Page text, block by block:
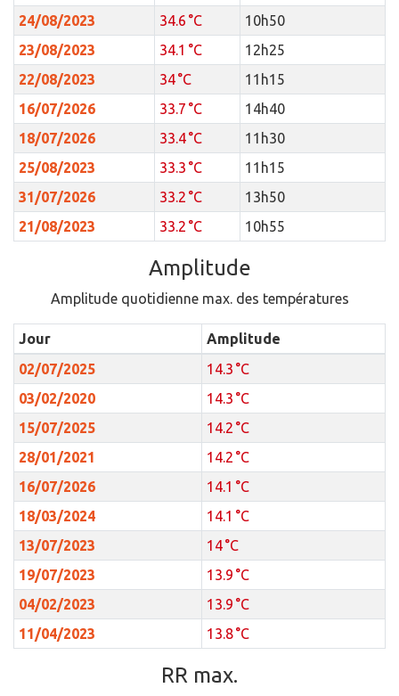
24/08/2023
34.6 °C
10h50
23/08/2023
34.1 °C
12h25
22/08/2023
34 °C
11h15
16/07/2026
33.7 °C
14h40
18/07/2026
33.4 °C
11h30
25/08/2023
33.3 °C
11h15
31/07/2026
33.2 °C
13h50
21/08/2023
33.2 °C 10h55
Amplitude
Amplitude quotidienne max. des températures
Jour
Amplitude
02/07/2025
14.3 °C
03/02/2020
14.3 °C
15/07/2025
14.2 °C
28/01/2021
14.2 °C
16/07/2026
14.1 °C
18/03/2024
14.1 °C
13/07/2023
14 °C
19/07/2023
13.9 °C
04/02/2023
13.9 °C
11/04/2023
13.8 °C
RR max.